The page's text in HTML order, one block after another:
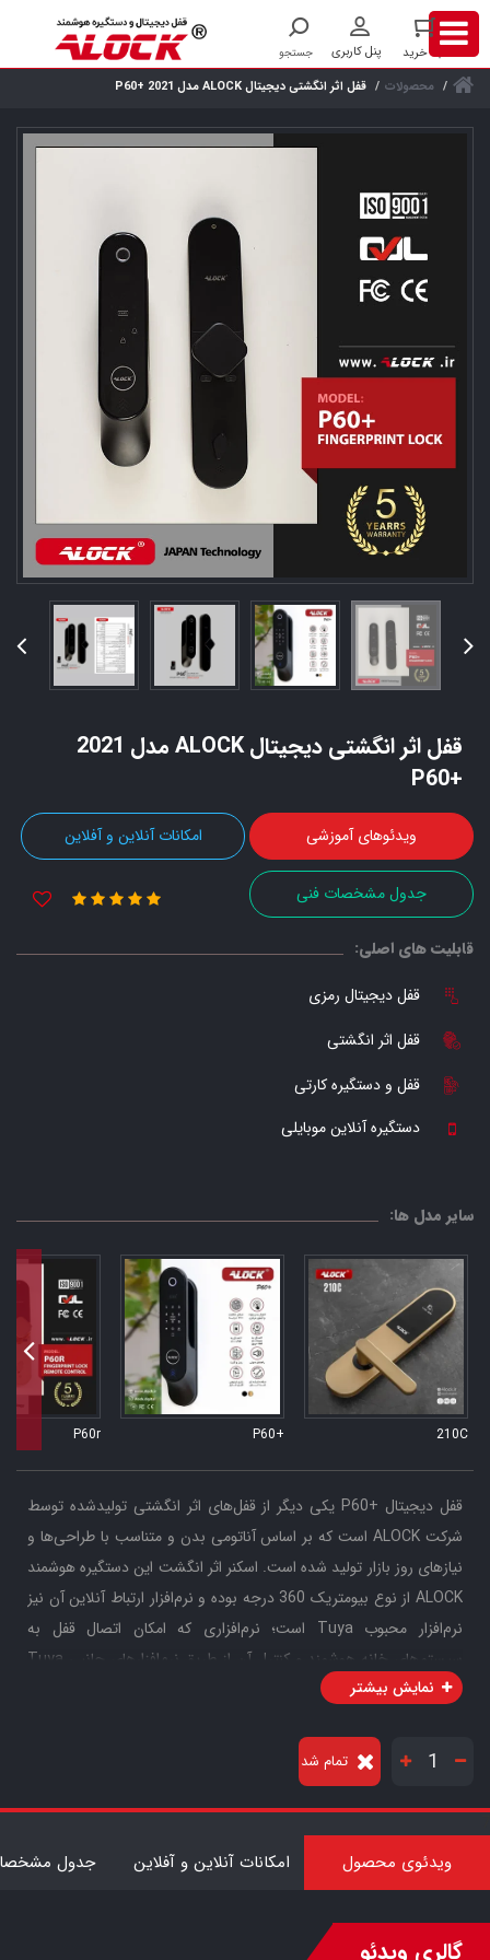
محصولات قفل اثر انگشتی دیجیتال ALOCK مدل 2021 +P60
قفل اثر انگشتی دیجیتال ALOCK مدل 2021
+P60
ویدئوهای آموزشی امکانات آنلاین و آفلاین
جدول مشخصات فنی
قابلیت های اصلی:
قفل دیجیتال رمزی
قفل اثر انگشتی
قفل و دستگیره کارتی
دستگیره آنلاین موبایلی
سایر مدل ها:
210C
+P60
P60r
قفل دیجیتال +P60 یکی دیگر از قفل‌های اثر انگشتی تولیدشده توسط
شرکت ALOCK است که بر اساس آناتومی بدن و متناسب با طراحی‌ها و
نیازهای روز بازار تولید شده است. اسکنر اثر انگشت این دستگیره هوشمند
ALOCK از نوع بیومتریک 360 درجه بوده و نرم‌افزار ارتباط آنلاین آن نیز
نرم‌افزار محبوب Tuya است؛ نرم‌افزاری که امکان اتصال قفل به
سیستم‌های خانه هوشمند و کنترل آن از طریق نرم‌افزارهای جانبی Tuya
را در اختیار کاربران قرار می‌دهد. این محصول از بدنه‌ای بسیار قدرتمند و
مجهز شده تا کاربران، به‌ویژه در محیط‌های اداری، بتوانند قفل را از فاصله
تقریبی 30 متر باز کنند. بدنه قفل این محصول از فولاد آلیاژی ضدزنگ
ساخته شده و مکانیزم آن به‌صورت کاملاً اتوماتیک طراحی شده است؛
به‌گونه‌ای که پس از بسته شدن درب، زبانه‌های قفل
الکترونیکی +P60 به‌صورت خودکار و هوشمند بسته می‌شوند. البته برای
شده است.
نمایش بیشتر
تمام شد
ویدئوی محصول امکانات آنلاین و آفلاین جدول
گالری ویدئو